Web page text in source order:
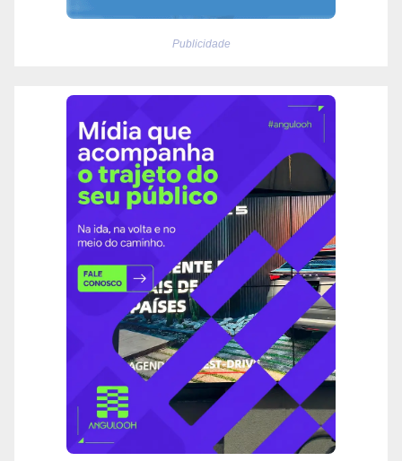
Publicidade